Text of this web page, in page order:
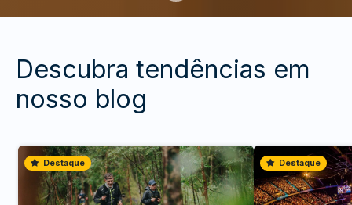
Descubra tendências em
nosso blog
Destaque Destaque